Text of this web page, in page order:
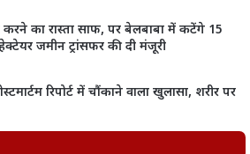
करने का रास्ता साफ, पर बेलबाबा में कटेंगे 15
जमीन ट्रांसफर की दी मंजूरी
रिपोर्ट में चौंकाने वाला खुलासा, शरीर पर